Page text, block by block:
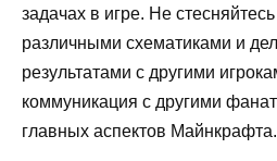
задачах в игре. Не
различными схематиками и
результатами с другими
коммуникация с другими
главных аспектов Майнкрафта.